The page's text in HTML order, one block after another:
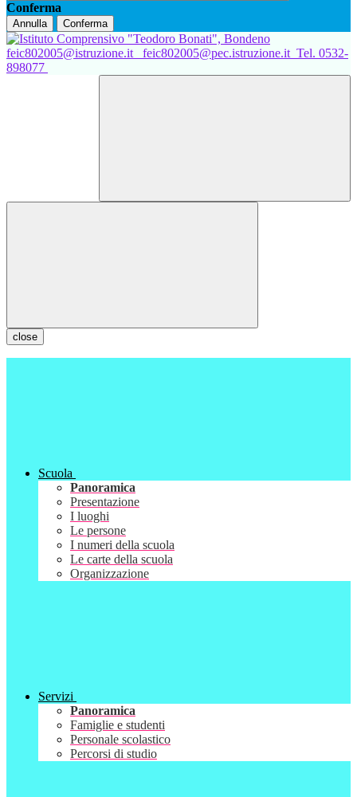
Conferma
Annulla Conferma
feic802005@istruzione.it feic802005@pec.istruzione.it Tel. 0532-
898077
close
Scuola
Panoramica
Presentazione
I luoghi
Le persone
I numeri della scuola
Le carte della scuola
Organizzazione
Servizi
Panoramica
Famiglie e studenti
Personale scolastico
Percorsi di studio